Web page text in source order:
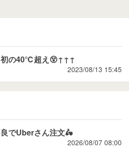
の40℃超え😵↑↑↑
2023/08/13 15:45
でUberさん注文🛵
2026/08/07 08:00